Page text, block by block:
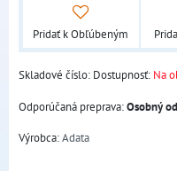
Pridať k Obľúbeným
Skladové číslo: Dostupnosť: Na
Osobný
Výrobca:Adata